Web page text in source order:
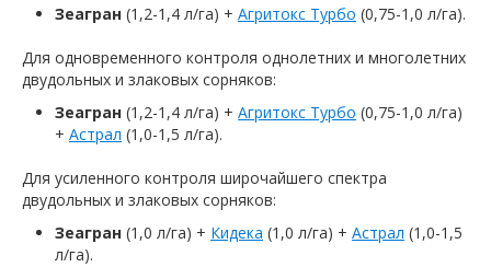
Зеагран (1,2-1,4 л/га) + Агритокс Турбо (0,75-1,0 л/га).
Для одновременного контроля однолетних и многолетних
двудольных и злаковых сорняков:
Зеагран (1,2-1,4 л/га) + Агритокс Турбо (0,75-1,0 л/га)
+ Астрал (1,0-1,5 л/га).
Для усиленного контроля широчайшего спектра
двудольных и злаковых сорняков:
Зеагран (1,0 л/га) + Кидека (1,0 л/га) + Астрал (1,0-1,5
л/га).